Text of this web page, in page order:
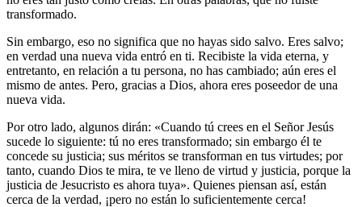
transformado.
Sin embargo, eso no significa que no hayas sido salvo. Eres salvo;
en verdad una nueva vida entró en ti. Recibiste la vida eterna, y
entretanto, en relación a tu persona, no has cambiado; aún eres el
mismo de antes. Pero, gracias a Dios, ahora eres poseedor de una
nueva vida.
Por otro lado, algunos dirán: «Cuando tú crees en el Señor Jesús
sucede lo siguiente: tú no eres transformado; sin embargo él te
concede su justicia; sus méritos se transforman en tus virtudes; por
tanto, cuando Dios te mira, te ve lleno de virtud y justicia, porque la
justicia de Jesucristo es ahora tuya». Quienes piensan así, están
cerca de la verdad, ¡pero no están lo suficientemente cerca!